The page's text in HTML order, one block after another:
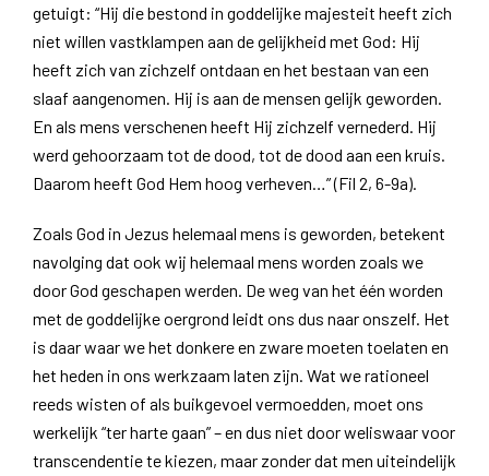
getuigt: “Hij die bestond in goddelijke majesteit heeft zich
niet willen vastklampen aan de gelijkheid met God: Hij
heeft zich van zichzelf ontdaan en het bestaan van een
slaaf aangenomen. Hij is aan de mensen gelijk geworden.
En als mens verschenen heeft Hij zichzelf vernederd. Hij
werd gehoorzaam tot de dood, tot de dood aan een kruis.
Daarom heeft God Hem hoog verheven…” (Fil 2, 6-9a).
Zoals God in Jezus helemaal mens is geworden, betekent
navolging dat ook wij helemaal mens worden zoals we
door God geschapen werden. De weg van het één worden
met de goddelijke oergrond leidt ons dus naar onszelf. Het
is daar waar we het donkere en zware moeten toelaten en
het heden in ons werkzaam laten zijn. Wat we rationeel
reeds wisten of als buikgevoel vermoedden, moet ons
werkelijk “ter harte gaan” – en dus niet door weliswaar voor
transcendentie te kiezen, maar zonder dat men uiteindelijk